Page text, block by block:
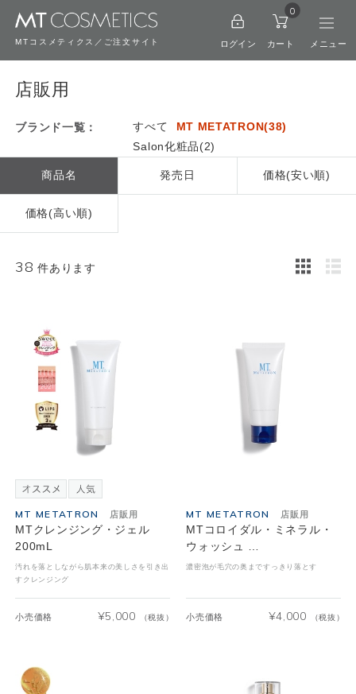
MTコスメティクス／ご注文サイト ログイン カート
0
店販用
ブランド一覧： すべて
MT METATRON(38)
Salon化粧品(2)
商品名 発売日 価格(安い順)
価格(高い順)
38 件あります
MT METATRON 店販用
MTクレンジング・ジェル
200mL
汚れを落としながら肌本来の美しさを引き出
すクレンジング
小売価格 ¥5,000 （税抜）
MT METATRON 店販用
MTコロイダル・ミネラル・
ウォッシュ …
濃密泡が毛穴の奥まですっきり落とす
小売価格 ¥4,000 （税抜）